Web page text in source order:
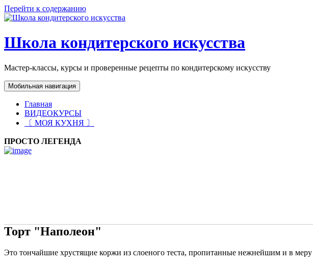
Перейти к содержанию
Школа кондитерского искусства
Мастер-классы, курсы и проверенные рецепты по кондитерскому искусству
Мобильная навигация
Главная
ВИДЕОКУРСЫ
〔 МОЯ КУХНЯ 〕
ПРОСТО ЛЕГЕНДА
Торт "Наполеон"
Это тончайшие хрустящие коржи из слоеного теста, пропитанные нежнейшим и в